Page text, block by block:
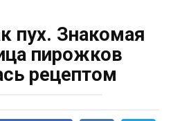
пух. Знакомая
пирожков
рецептом